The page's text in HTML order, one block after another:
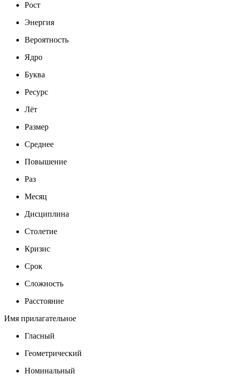
Рост
Энергия
Вероятность
Ядро
Буква
Ресурс
Лёт
Размер
Среднее
Повышение
Раз
Месяц
Дисциплина
Столетие
Кризис
Срок
Сложность
Расстояние
Имя прилагательное
Гласный
Геометрический
Номинальный